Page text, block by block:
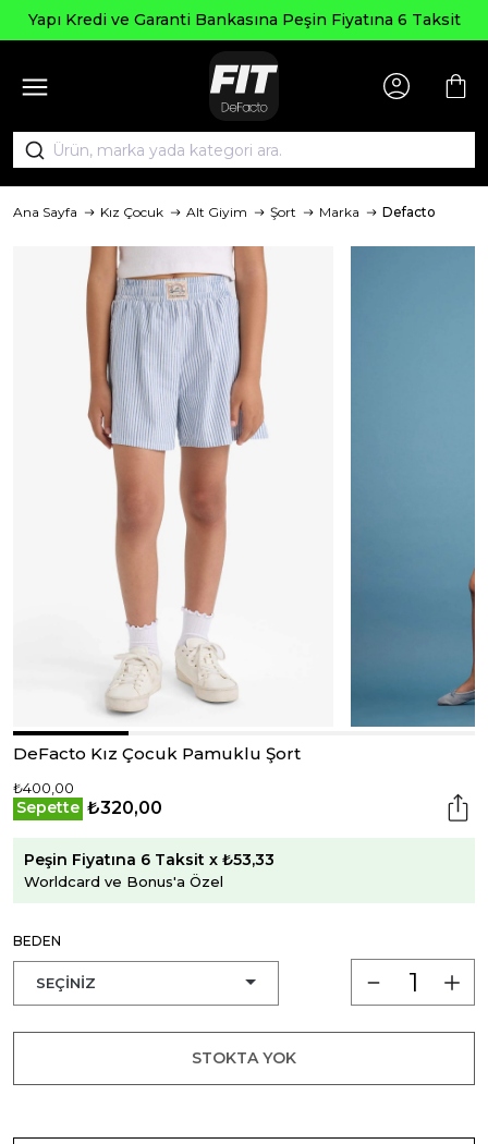
Garanti Bankasına Peşin Fiyatına 6 Taksit
Ana Sayfa Kız Çocuk Alt Giyim Şort Marka Defacto
DeFacto Kız Çocuk Pamuklu Şort
₺400,00
Sepette ₺320,00
Peşin Fiyatına 6 Taksit x ₺53,33
Worldcard ve Bonus'a Özel
BEDEN
STOKTA YOK